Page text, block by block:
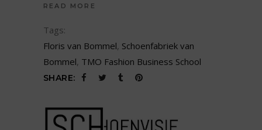
READ MORE
Tags:
Floris van Bommel, Schoenfabriek van
Bommel, TMO Fashion Business School
SHARE: